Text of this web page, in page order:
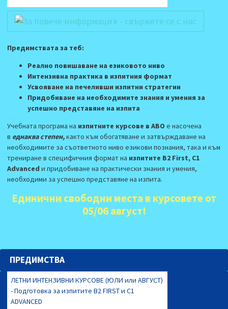
Предимствата за теб:
Реално повишаване на езиковото ниво
Интензивна практика в изпитния формат
Усвояване на печеливши изпитни стратегии
Придобиване на необходимите знания и умения за
успешно представяне на изпита
Учебната програма на изпитните курсове в АВО е насочена
в еднаква степен,както към обогатяване и затвърждаване на
необходимите за съответното ниво езикови познания, така и към
трениране в специфичния формат на изпитите B2 First, C1
Advanced и придобиване на практически знания и умения,
необходими за успешно представяне на изпита.
Единични свободни места в курсовете от
05/06 август!
ПРЕДИМСТВА
ЛЕТНИ ИНТЕНЗИВНИ КУРСОВЕ (ЮЛИ или АВГУСТ)
- Подготовка за изпитите B2 FIRST и C1
ADVANCED